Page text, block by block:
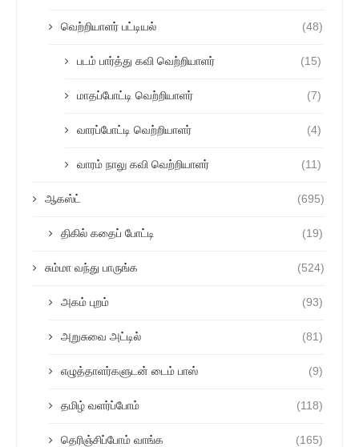
வெற்றியாளர் பட்டியல் (48)
படம் பார்த்து கவி வெற்றியாளர் (15)
மாதப்போட்டி வெற்றியாளர் (7)
வாரப்போட்டி வெற்றியாளர் (4)
வாரம் நாலு கவி வெற்றியாளர் (11)
ஆகஸ்ட் (695)
திகில் கதைப் போட்டி (19)
சும்மா வந்து பாருங்க (524)
அகம் புறம் (93)
அறுசுவை அட்டில் (81)
எழுத்தாளர்களுடன் டைம் பாஸ் (9)
தமிழ் வளர்ப்போம் (118)
தெரிஞ்சிப்போம் வாங்க (165)